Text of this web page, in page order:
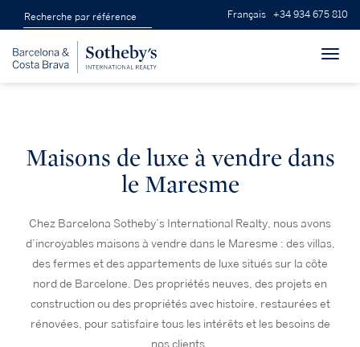
Français +34 934 675 810
Maisons de luxe à vendre dans
le Maresme
Chez Barcelona Sotheby’s International Realty, nous avons
d’incroyables maisons à vendre dans le Maresme : des villas,
des fermes et des appartements de luxe situés sur la côte
nord de Barcelone. Des propriétés neuves, des projets en
construction ou des propriétés avec histoire, restaurées et
rénovées, pour satisfaire tous les intérêts et les besoins de
nos clients.